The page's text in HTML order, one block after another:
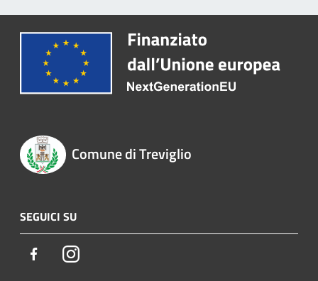
Comune di Treviglio
SEGUICI SU
FacebookInstagram